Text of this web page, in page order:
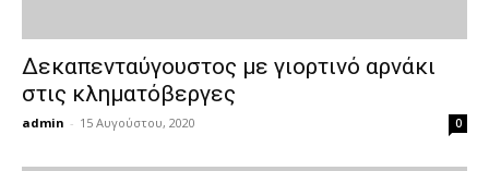
Δεκαπενταύγουστος με γιορτινό αρνάκι
στις κληματόβεργες
admin - 15 Αυγούστου, 2020 0